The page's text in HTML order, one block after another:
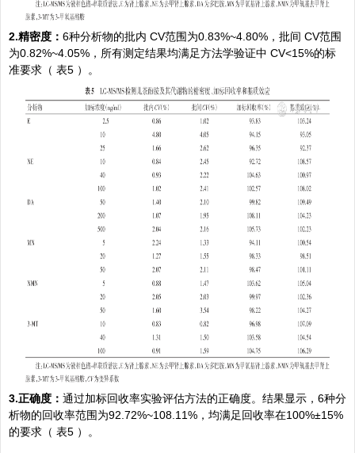
2.精密度： 6种分析物的批内 CV范围为0.83%~4.80%，批间 CV范围
为0.82%~4.05%，所有测定结果均满足方法学验证中 CV<15%的标
准要求（ 表5 ）。
3.正确度： 通过加标回收率实验评估方法的正确度。结果显示，6种分
析物的回收率范围为92.72%~108.11%，均满足回收率在100%±15%
的要求（ 表5 ）。